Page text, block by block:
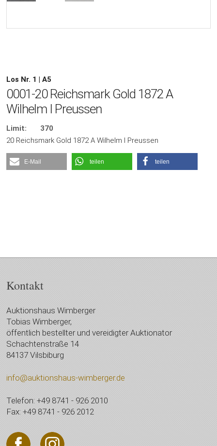
Los Nr. 1 | A5
0001-20 Reichsmark Gold 1872 A
Wilhelm I Preussen
Limit:
370
20 Reichsmark Gold 1872 A Wilhelm I Preussen
E-Mail teilen teilen
Kontakt
Auktionshaus Wimberger
Tobias Wimberger,
öffentlich bestellter und vereidigter Auktionator
Schachtenstraße 14
84137 Vilsbiburg
info@auktionshaus-wimberger.de
Telefon: +49 8741 - 926 2010
Fax: +49 8741 - 926 2012